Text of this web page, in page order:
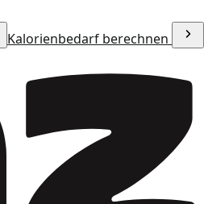
Kalorienbedarf berechnen